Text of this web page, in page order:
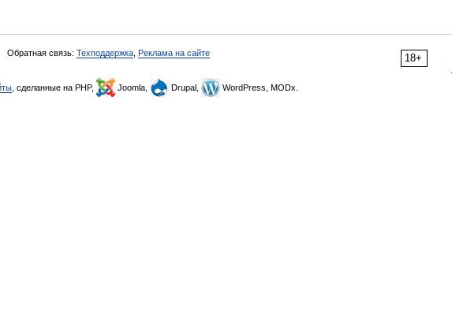
18+
Обратная связь: Техподдержка Реклама на сайте
, сделанные на PHP, Joomla, Drupal, WordPress, MODx.